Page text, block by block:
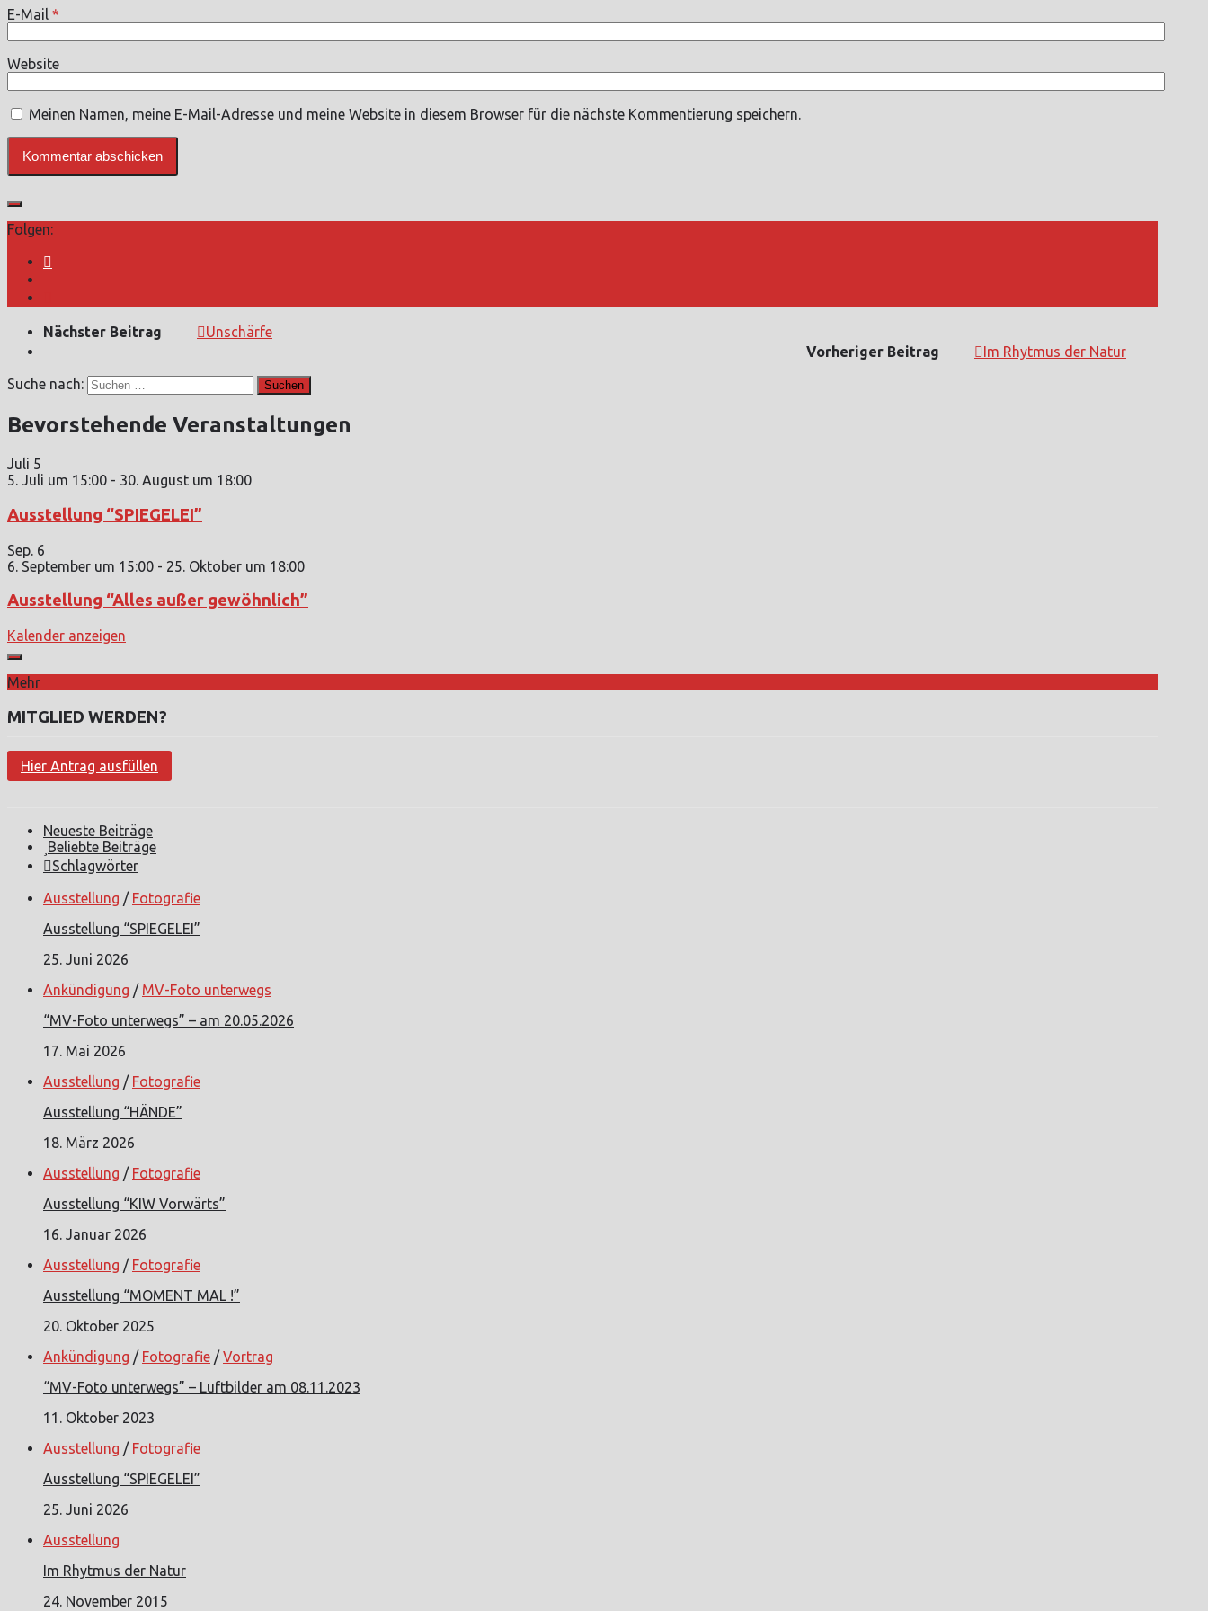
E-Mail *
Website
Meinen Namen, meine E-Mail-Adresse und meine Website in diesem Browser für die nächste Kommentierung speichern.
Folgen:
Nächster Beitrag
Unschärfe
Vorheriger Beitrag
Im Rhytmus der Natur
Suche nach:
Bevorstehende Veranstaltungen
Juli 5
5. Juli um 15:00 - 30. August um 18:00
Ausstellung “SPIEGELEI”
Sep. 6
6. September um 15:00 - 25. Oktober um 18:00
Ausstellung “Alles außer gewöhnlich”
Kalender anzeigen
Mehr
MITGLIED WERDEN?
Hier Antrag ausfüllen
Neueste Beiträge
Beliebte Beiträge
Schlagwörter
Ausstellung / Fotografie
Ausstellung “SPIEGELEI”
25. Juni 2026
Ankündigung / MV-Foto unterwegs
“MV-Foto unterwegs” – am 20.05.2026
17. Mai 2026
Ausstellung / Fotografie
Ausstellung “HÄNDE”
18. März 2026
Ausstellung / Fotografie
Ausstellung “KIW Vorwärts”
16. Januar 2026
Ausstellung / Fotografie
Ausstellung “MOMENT MAL !”
20. Oktober 2025
Ankündigung / Fotografie /Vortrag
“MV-Foto unterwegs” – Luftbilder am 08.11.2023
11. Oktober 2023
Ausstellung / Fotografie
Ausstellung “SPIEGELEI”
25. Juni 2026
Ausstellung
Im Rhytmus der Natur
24. November 2015